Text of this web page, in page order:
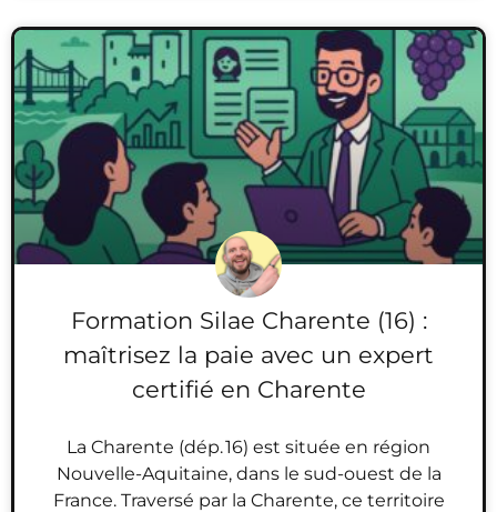
Formation Silae Charente (16) :
maîtrisez la paie avec un expert
certifié en Charente
La Charente (dép. 16) est située en région
Nouvelle-Aquitaine, dans le sud-ouest de la
France. Traversé par la Charente, ce territoire